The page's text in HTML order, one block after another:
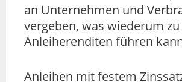
an Unternehmen und
vergeben, was wiederum
Anleiherenditen führen
Anleihen mit festem